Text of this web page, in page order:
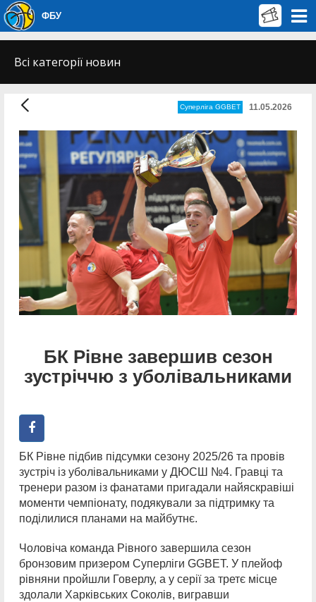
ФБУ
Всі категорії новин
Суперліга GGBET 11.05.2026
БК Рівне завершив сезон
зустріччю з уболівальниками
БК Рівне підбив підсумки сезону 2025/26 та провів
зустріч із уболівальниками у ДЮСШ №4. Гравці та
тренери разом із фанатами пригадали найяскравіші
моменти чемпіонату, подякували за підтримку та
поділилися планами на майбутнє.
Чоловіча команда Рівного завершила сезон
бронзовим призером Суперліги GGBET. У плейоф
рівняни пройшли Говерлу, а у серії за третє місце
здолали Харківських Соколів, вигравши